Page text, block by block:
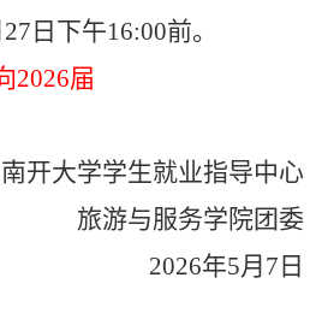
日下午16:00前。
2026届
南开大学学生就业指导中心
旅游与服务学院团委
2026年5月 7 日